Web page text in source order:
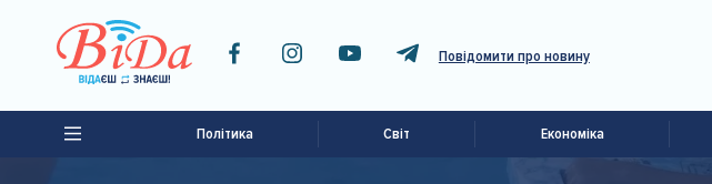
Повідомити про новину
Політика Світ Економіка